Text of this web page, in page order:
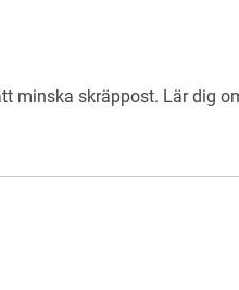
minska skräppost. Lär dig